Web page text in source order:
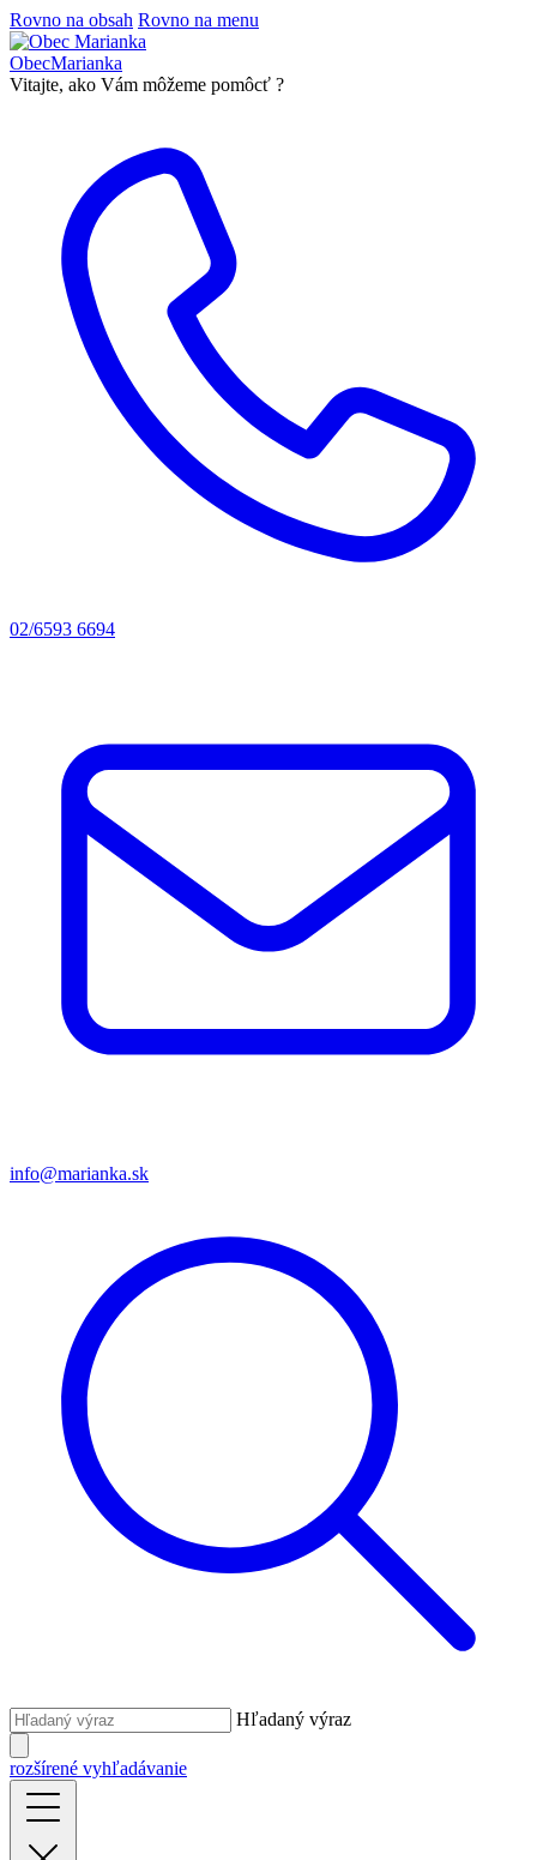
Rovno na obsah Rovno na menu
ObecMarianka
Vitajte, ako Vám môžeme pomôcť ?
02/6593 6694
info@marianka.sk
Hľadaný výraz
rozšírené vyhľadávanie